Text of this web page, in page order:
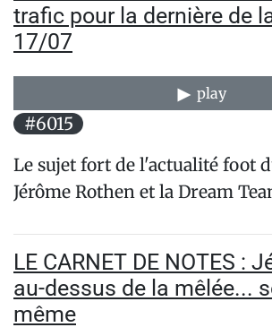
trafic pour la dernière de
17/07
play
#6015
Le sujet fort de l'actualité foot
Jérôme Rothen et la Dream
LE CARNET DE NOTES :
au-dessus de la mêlée...
même